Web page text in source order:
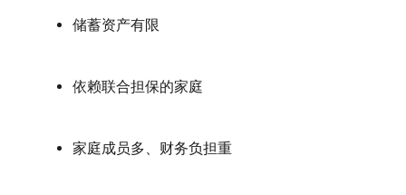
储蓄资产有限
依赖联合担保的家庭
家庭成员多、财务负担重